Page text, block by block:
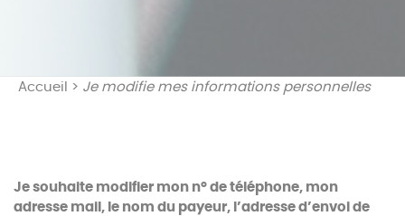
Accueil > Je modifie mes informations personnelles
Je souhaite modifier mon n° de téléphone, mon
adresse mail, le nom du payeur, l’adresse d’envoi de